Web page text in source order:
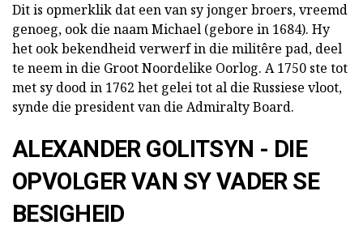
Dit is opmerklik dat een van sy jonger broers, vreemd
genoeg, ook die naam Michael (gebore in 1684). Hy
het ook bekendheid verwerf in die militêre pad, deel
te neem in die Groot Noordelike Oorlog. A 1750 ste tot
met sy dood in 1762 het gelei tot al die Russiese vloot,
synde die president van die Admiralty Board.
ALEXANDER GOLITSYN - DIE
OPVOLGER VAN SY VADER SE
BESIGHEID